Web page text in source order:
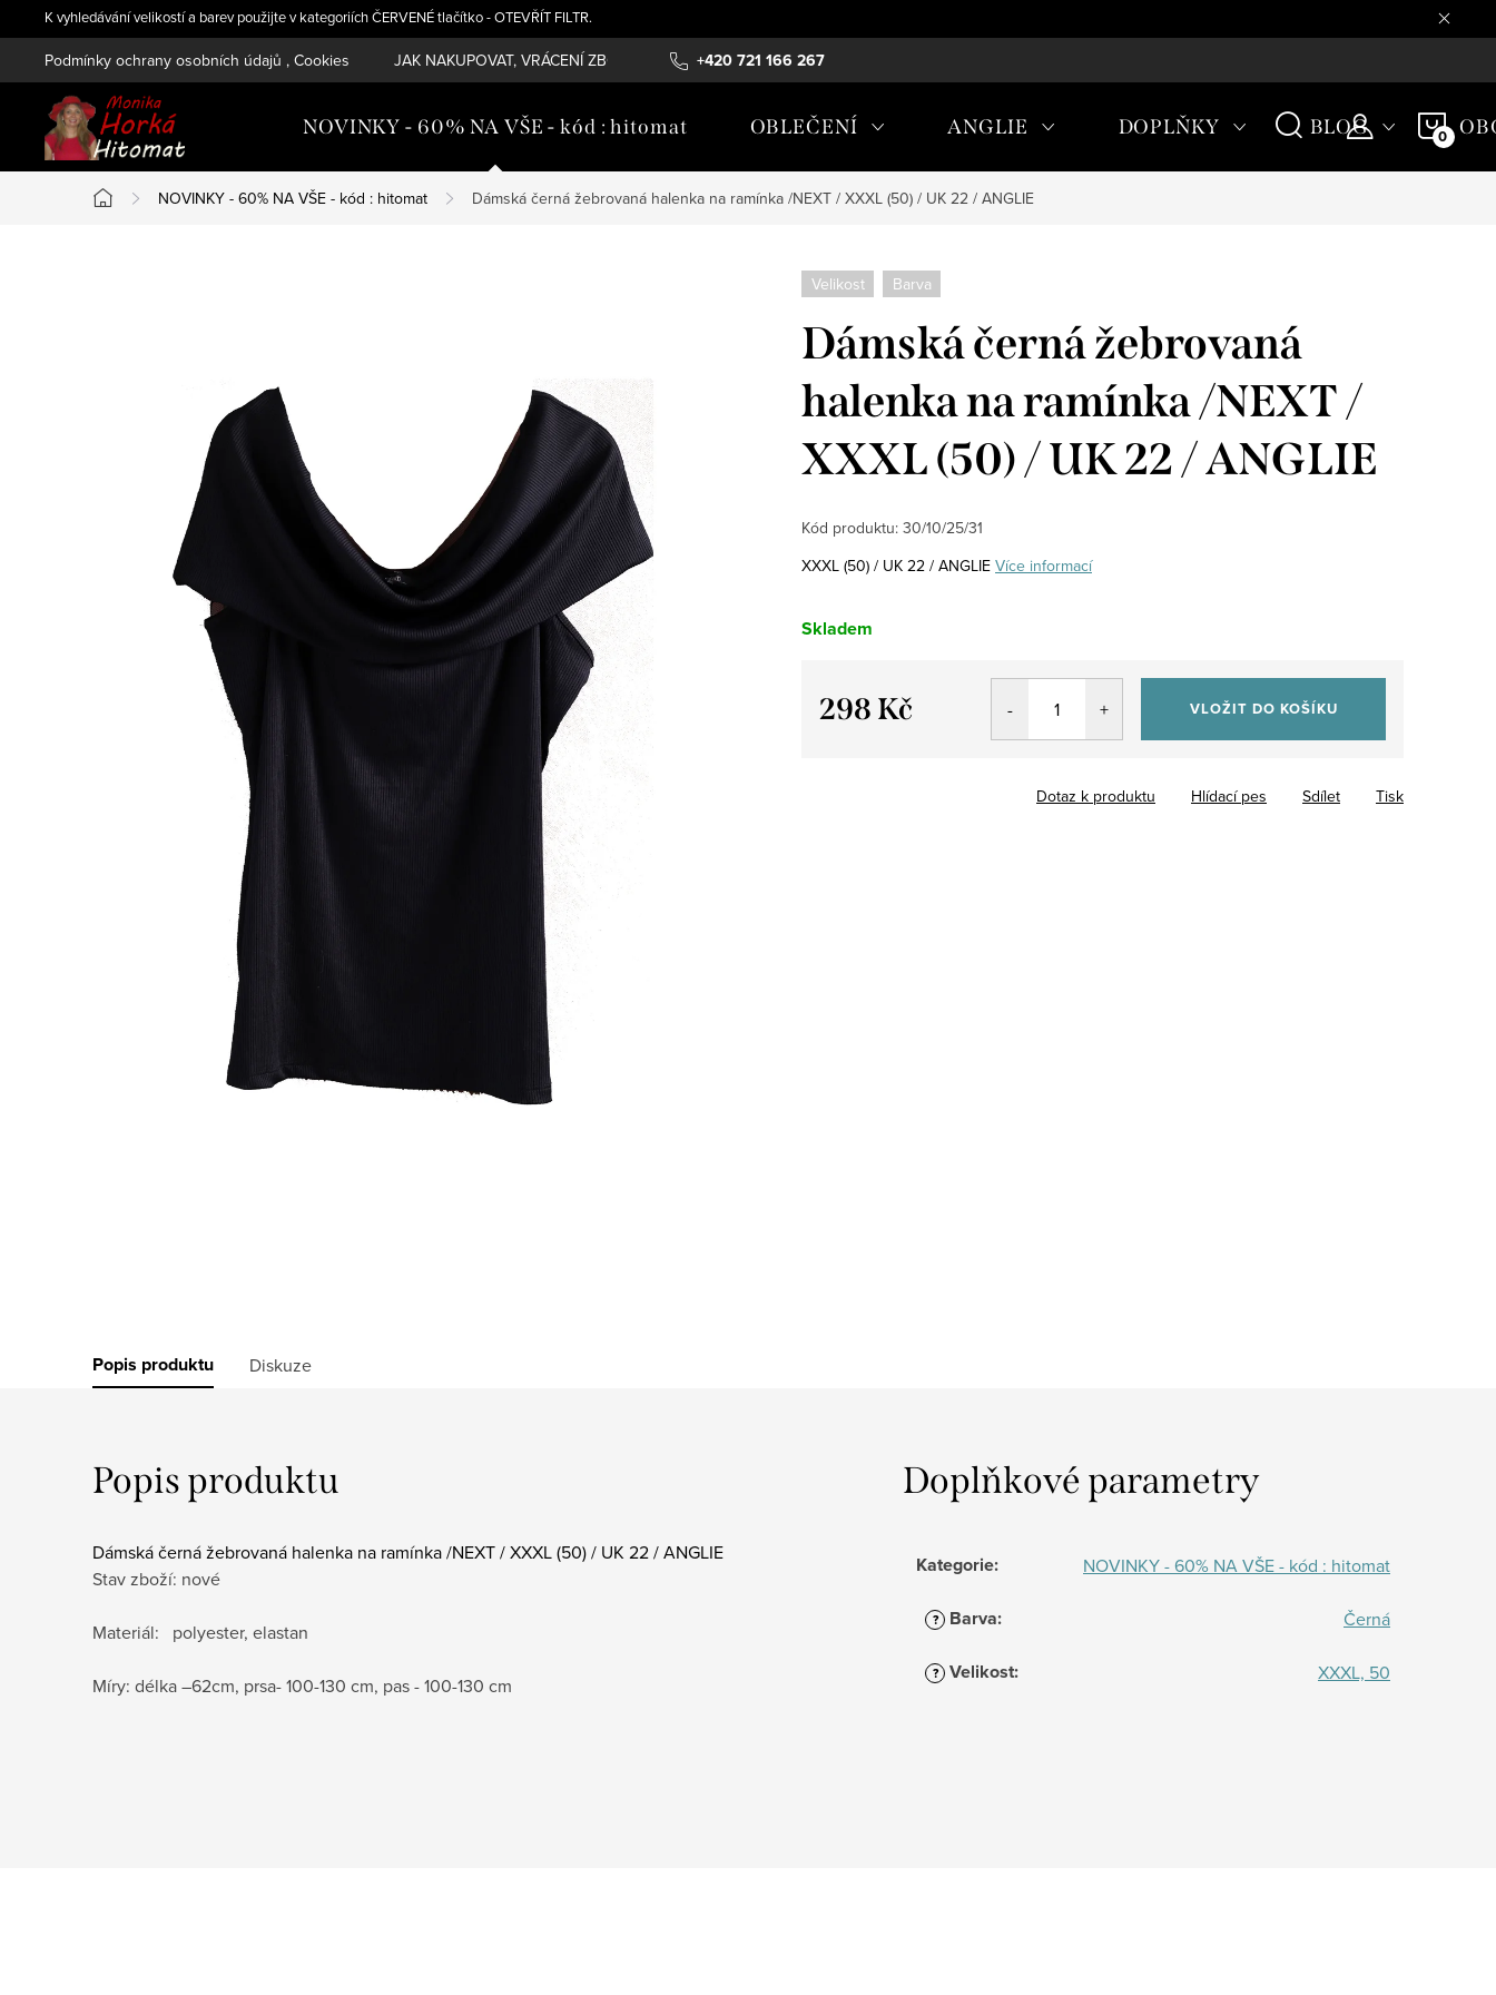
na
K vyhledávání velikostí a barev použijte v kategoriích ČERVENÉ tlačítko - OTEVŘÍT FILTR.
+420 721 166 267
Podmínky ochrany osobních údajů , Cookies JAK NAKUPOVAT, VRÁCENÍ ZBOŽÍ , REKLAMAČNÍ ŘÁD, ÚDRŽBA MATERIÁLŮ
NOVINKY - 60% NA VŠE - kód : hitomat OBLEČENÍ ANGLIE DOPLŇKY BLOG
Domů
NOVINKY - 60% NA VŠE - kód : hitomat Dámská černá žebrovaná halenka na ramínka /NEXT / XXXL (50) / UK 22 / ANGLIE
Velikost Barva
Dámská černá žebrovaná
halenka na ramínka /NEXT /
XXXL (50) / UK 22 / ANGLIE
Kód produktu: 30/10/25/31
XXXL (50) / UK 22 / ANGLIE Více informací
Skladem
298 Kč VLOŽIT DO KOŠÍKU
Tisk
Dotaz k produktu Hlídací pes Sdílet
Popis produktu Diskuze
Popis produktu
Dámská černá žebrovaná halenka na ramínka /NEXT / XXXL (50) / UK 22 / ANGLIE
Stav zboží: nové
Materiál: polyester, elastan
Míry: délka –62cm, prsa- 100-130 cm, pas- 100-130 cm
Doplňkové parametry
Kategorie: NOVINKY - 60% NA VŠE - kód : hitomat
? Barva: Černá
? Velikost: XXXL, 50